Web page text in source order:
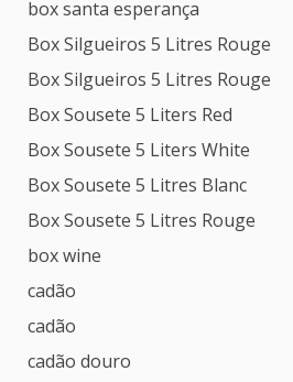
box santa esperança
Box Silgueiros 5 Litres Rouge
Box Silgueiros 5 Litres Rouge
Box Sousete 5 Liters Red
Box Sousete 5 Liters White
Box Sousete 5 Litres Blanc
Box Sousete 5 Litres Rouge
box wine
cadão
cadão
cadão douro